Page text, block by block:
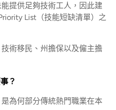
提供足夠技術工人，因此建
List（技能短缺清單）之
術移民、州擔保以及僱主擔
？
為何部分傳統熱門職業在本